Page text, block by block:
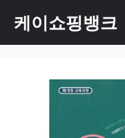
content
케이쇼핑뱅크